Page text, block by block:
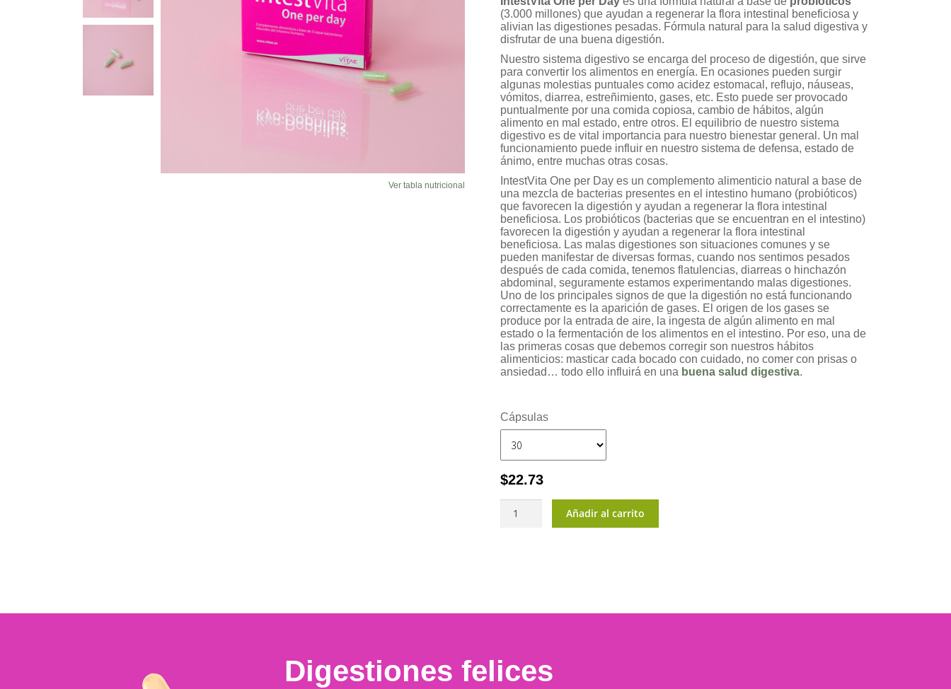
Ver tabla nutricional
un cliente
(3.000 millones) que ayudan a regenerar la flora intestinal beneficiosa y
alivian las digestiones pesadas. Fórmula natural para la salud digestiva y
disfrutar de una buena digestión.
Nuestro sistema digestivo se encarga del proceso de digestión, que sirve
para convertir los alimentos en energía. En ocasiones pueden surgir
algunas molestias puntuales como acidez estomacal, reflujo, náuseas,
vómitos, diarrea, estreñimiento, gases, etc. Esto puede ser provocado
puntualmente por una comida copiosa, cambio de hábitos, algún
alimento en mal estado, entre otros. El equilibrio de nuestro sistema
digestivo es de vital importancia para nuestro bienestar general. Un mal
funcionamiento puede influir en nuestro sistema de defensa, estado de
ánimo, entre muchas otras cosas.
IntestVita One per Day es un complemento alimenticio natural a base de
una mezcla de bacterias presentes en el intestino humano (probióticos)
que favorecen la digestión y ayudan a regenerar la flora intestinal
beneficiosa. Los probióticos (bacterias que se encuentran en el intestino)
favorecen la digestión y ayudan a regenerar la flora intestinal
beneficiosa. Las malas digestiones son situaciones comunes y se
pueden manifestar de diversas formas, cuando nos sentimos pesados ​​
después de cada comida, tenemos flatulencias, diarreas o hinchazón
abdominal, seguramente estamos experimentando malas digestiones.
Uno de los principales signos de que la digestión no está funcionando
correctamente es la aparición de gases. El origen de los gases se
produce por la entrada de aire, la ingesta de algún alimento en mal
estado o la fermentación de los alimentos en el intestino. Por eso, una de
las primeras cosas que debemos corregir son nuestros hábitos
alimenticios: masticar cada bocado con cuidado, no comer con prisas o
ansiedad… todo ello influirá en una buena salud digestiva.
Cápsulas
$22.73
One
Añadir al carrito
Digestiones felices